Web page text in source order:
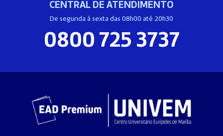
CENTRAL DE ATENDIMENTO
De segunda à sexta das 08h00 até 20h30
0800 725 3737